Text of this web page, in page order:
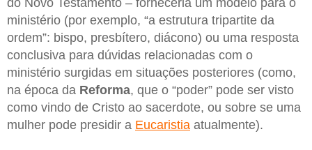
do Novo Testamento – forneceria um modelo para o
ministério (por exemplo, “a estrutura tripartite da
ordem”: bispo, presbítero, diácono) ou uma resposta
conclusiva para dúvidas relacionadas com o
ministério surgidas em situações posteriores (como,
na época da Reforma, que o “poder” pode ser visto
como vindo de Cristo ao sacerdote, ou sobre se uma
mulher pode presidir a Eucaristia atualmente).